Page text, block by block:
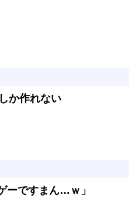
か作れない
ーですまん…ｗ」